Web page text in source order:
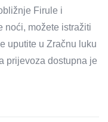
Firule i
noći, možete istražiti
uputite u Zračnu luku
prijevoza dostupna je